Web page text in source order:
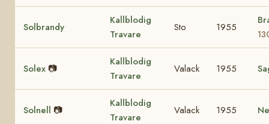
Solbrandy
Kallblodig
Travare
Sto 1955
Solex 📷
Kallblodig
Travare
Valack 1955
Solnell 📷
Kallblodig
Travare
Valack 1955